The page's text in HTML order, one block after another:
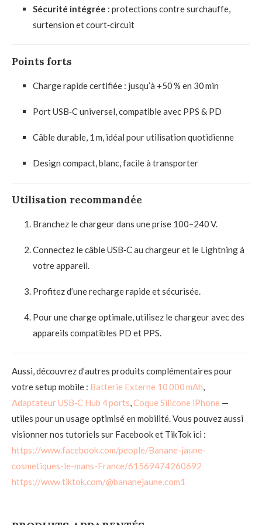
Sécurité intégrée : protections contre surchauffe,
surtension et court‑circuit
Points forts
Charge rapide certifiée : jusqu’à +50 % en 30 min
Port USB‑C universel, compatible avec PPS & PD
Câble durable, 1 m, idéal pour utilisation quotidienne
Design compact, blanc, facile à transporter
Utilisation recommandée
Branchez le chargeur dans une prise 100–240 V.
Connectez le câble USB‑C au chargeur et le Lightning à
votre appareil.
Profitez d’une recharge rapide et sécurisée.
Pour une charge optimale, utilisez le chargeur avec des
appareils compatibles PD et PPS.
Aussi, découvrez d’autres produits complémentaires pour
votre setup mobile : Batterie Externe 10 000 mAh,
Adaptateur USB‑C Hub 4 ports,Coque Silicone iPhone —
utiles pour un usage optimisé en mobilité. Vous pouvez aussi
visionner nos tutoriels sur Facebook et TikTok ici :
https://www.facebook.com/people/Banane-jaune-
cosmetiques-le-mans-France/61569474260692
https://www.tiktok.com/@bananejaune.com1